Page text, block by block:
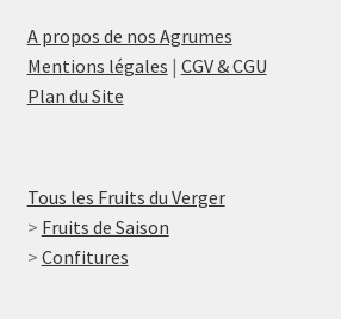
A propos de nos Agrumes
Mentions légales | CGV & CGU
Plan du Site
Tous les Fruits du Verger
> Fruits de Saison
> Confitures